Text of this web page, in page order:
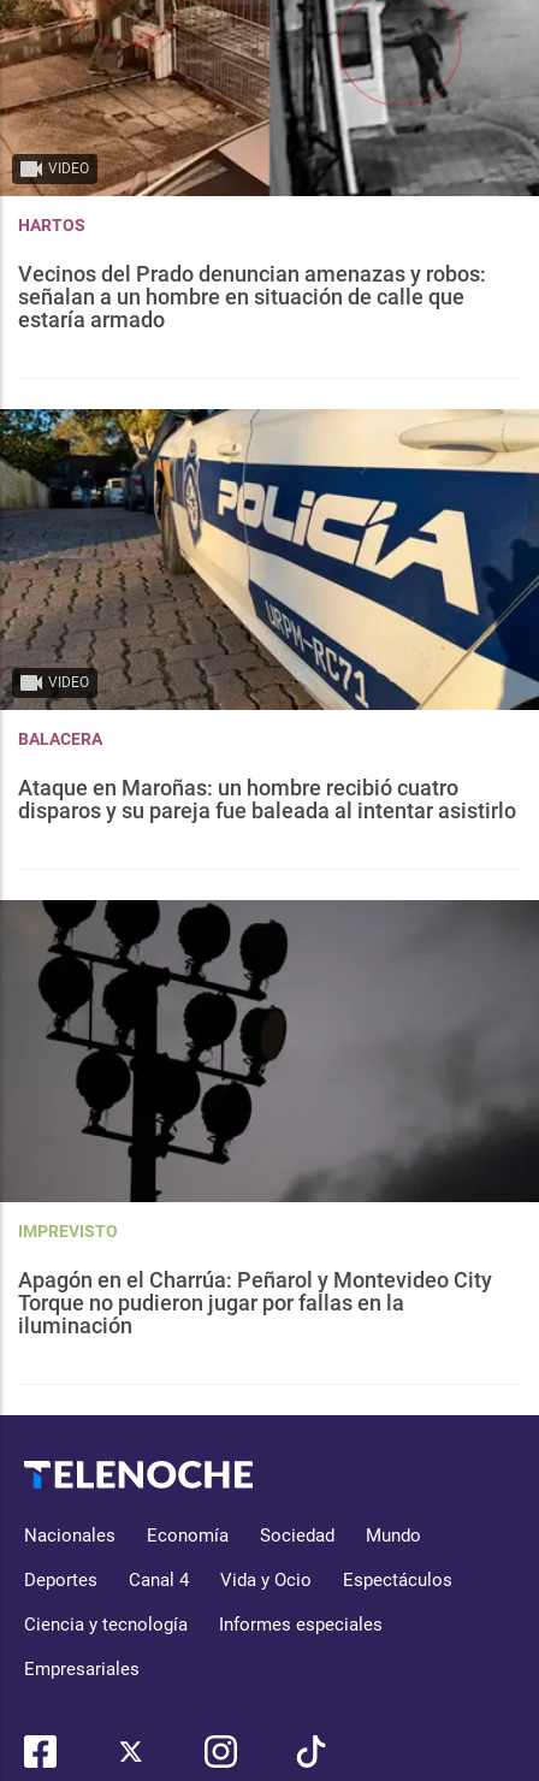
VIDEO
HARTOS
Vecinos del Prado denuncian amenazas y robos:
señalan a un hombre en situación de calle que
estaría armado
VIDEO
BALACERA
Ataque en Maroñas: un hombre recibió cuatro
disparos y su pareja fue baleada al intentar asistirlo
IMPREVISTO
Apagón en el Charrúa: Peñarol y Montevideo City
Torque no pudieron jugar por fallas en la
iluminación
Nacionales Economía Sociedad Mundo
Deportes Canal 4 Vida y Ocio Espectáculos
Ciencia y tecnología Informes especiales
Empresariales